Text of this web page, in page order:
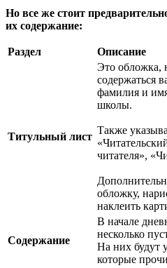
Но все же стоит
их содержание:
Раздел Описание
Титульный лист
Это обложка,
содержаться
фамилия и
школы.
Также
читателя»,
обложку,
наклеить
Содержание
В начале
несколько
На них будут
которые